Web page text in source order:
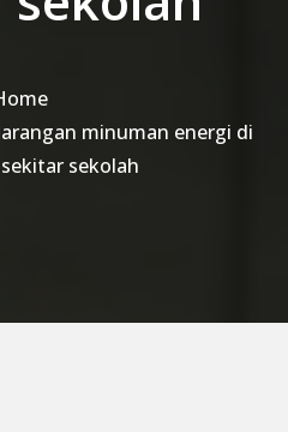
minuman energi di
sekolah